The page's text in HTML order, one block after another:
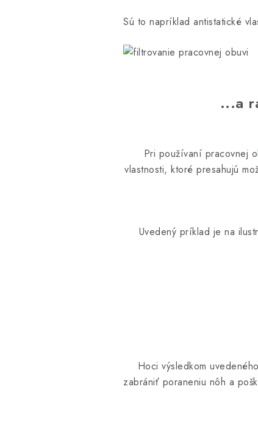
Sú to napríklad antistatické
...a
Pri používaní pracovnej
vlastnosti, ktoré presahujú
Uvedený príklad je na
Hoci výsledkom
zabrániť poraneniu nôh a